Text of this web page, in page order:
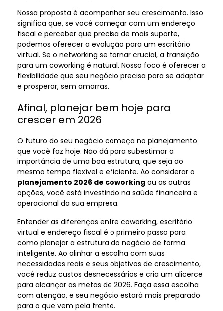
Nossa proposta é acompanhar seu crescimento. Isso
significa que, se você começar com um endereço
fiscal e perceber que precisa de mais suporte,
podemos oferecer a evolução para um escritório
virtual. Se o networking se tornar crucial, a transição
para um coworking é natural. Nosso foco é oferecer a
flexibilidade que seu negócio precisa para se adaptar
e prosperar, sem amarras.
Afinal, planejar bem hoje para
crescer em 2026
O futuro do seu negócio começa no planejamento
que você faz hoje. Não dá para subestimar a
importância de uma boa estrutura, que seja ao
mesmo tempo flexível e eficiente. Ao considerar o
planejamento 2026 de coworking ou as outras
opções, você está investindo na saúde financeira e
operacional da sua empresa.
Entender as diferenças entre coworking, escritório
virtual e endereço fiscal é o primeiro passo para
como planejar a estrutura do negócio de forma
inteligente. Ao alinhar a escolha com suas
necessidades reais e seus objetivos de crescimento,
você reduz custos desnecessários e cria um alicerce
para alcançar as metas de 2026. Faça essa escolha
com atenção, e seu negócio estará mais preparado
para o que vem pela frente.